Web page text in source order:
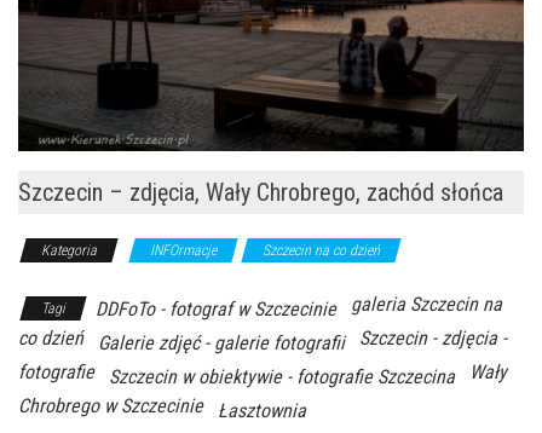
Szczecin – zdjęcia, Wały Chrobrego, zachód słońca
Kategoria INFOrmacje Szczecin na co dzień
Tagi DDFoTo - fotograf w Szczecinie
galeria Szczecin na
co dzień
Galerie zdjęć - galerie fotografii
Szczecin - zdjęcia -
fotografie
Szczecin w obiektywie - fotografie Szczecina
Wały
Chrobrego w Szczecinie
Łasztownia